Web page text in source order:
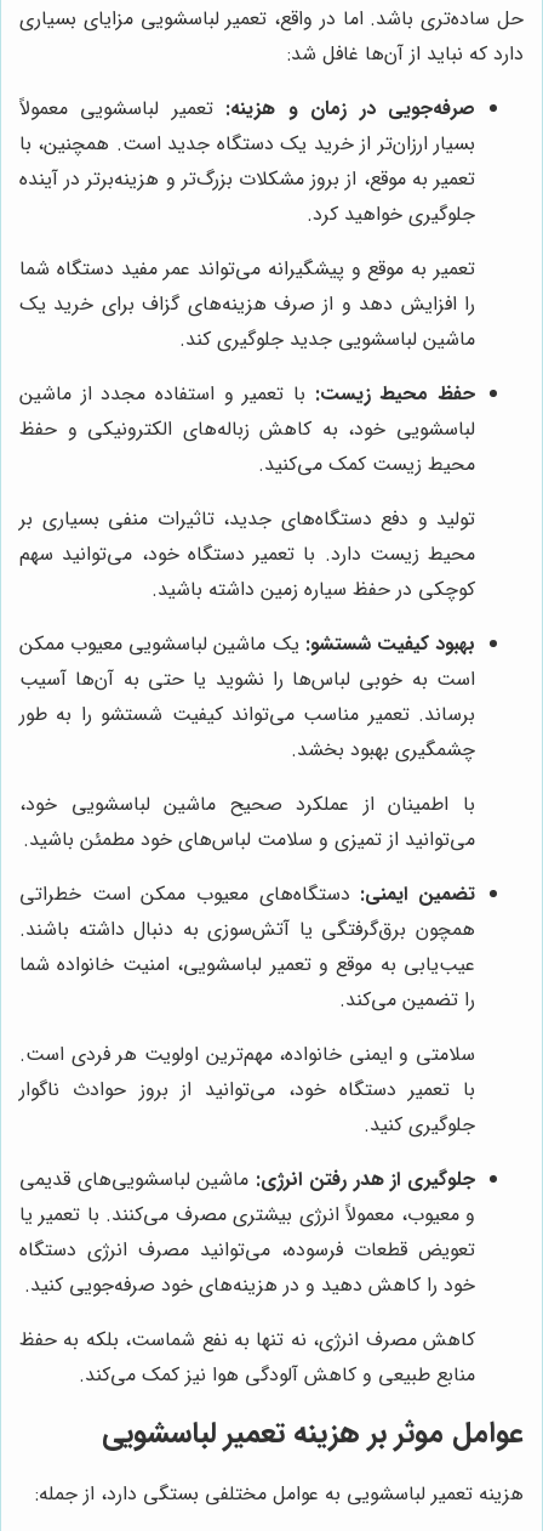
حل ساده‌تری باشد. اما در واقع، تعمیر لباسشویی مزایای بسیاری
دارد که نباید از آن‌ها غافل شد:
صرفه‌جویی در زمان و هزینه: تعمیر لباسشویی معمولاً
بسیار ارزان‌تر از خرید یک دستگاه جدید است. همچنین، با
تعمیر به موقع، از بروز مشکلات بزرگ‌تر و هزینه‌برتر در آینده
جلوگیری خواهید کرد.
تعمیر به موقع و پیشگیرانه می‌تواند عمر مفید دستگاه شما
را افزایش دهد و از صرف هزینه‌های گزاف برای خرید یک
ماشین لباسشویی جدید جلوگیری کند.
حفظ محیط زیست: با تعمیر و استفاده مجدد از ماشین
لباسشویی خود، به کاهش زباله‌های الکترونیکی و حفظ
محیط زیست کمک می‌کنید.
تولید و دفع دستگاه‌های جدید، تاثیرات منفی بسیاری بر
محیط زیست دارد. با تعمیر دستگاه خود، می‌توانید سهم
کوچکی در حفظ سیاره زمین داشته باشید.
بهبود کیفیت شستشو: یک ماشین لباسشویی معیوب ممکن
است به خوبی لباس‌ها را نشوید یا حتی به آن‌ها آسیب
برساند. تعمیر مناسب می‌تواند کیفیت شستشو را به طور
چشمگیری بهبود بخشد.
با اطمینان از عملکرد صحیح ماشین لباسشویی خود،
می‌توانید از تمیزی و سلامت لباس‌های خود مطمئن باشید.
تضمین ایمنی: دستگاه‌های معیوب ممکن است خطراتی
همچون برق‌گرفتگی یا آتش‌سوزی به دنبال داشته باشند.
عیب‌یابی به موقع و تعمیر لباسشویی، امنیت خانواده شما
را تضمین می‌کند.
سلامتی و ایمنی خانواده، مهم‌ترین اولویت هر فردی است.
با تعمیر دستگاه خود، می‌توانید از بروز حوادث ناگوار
جلوگیری کنید.
جلوگیری از هدر رفتن انرژی: ماشین لباسشویی‌های قدیمی
و معیوب، معمولاً انرژی بیشتری مصرف می‌کنند. با تعمیر یا
تعویض قطعات فرسوده، می‌توانید مصرف انرژی دستگاه
خود را کاهش دهید و در هزینه‌های خود صرفه‌جویی کنید.
کاهش مصرف انرژی، نه تنها به نفع شماست، بلکه به حفظ
منابع طبیعی و کاهش آلودگی هوا نیز کمک می‌کند.
عوامل موثر بر هزینه تعمیر لباسشویی
هزینه تعمیر لباسشویی به عوامل مختلفی بستگی دارد، از جمله: